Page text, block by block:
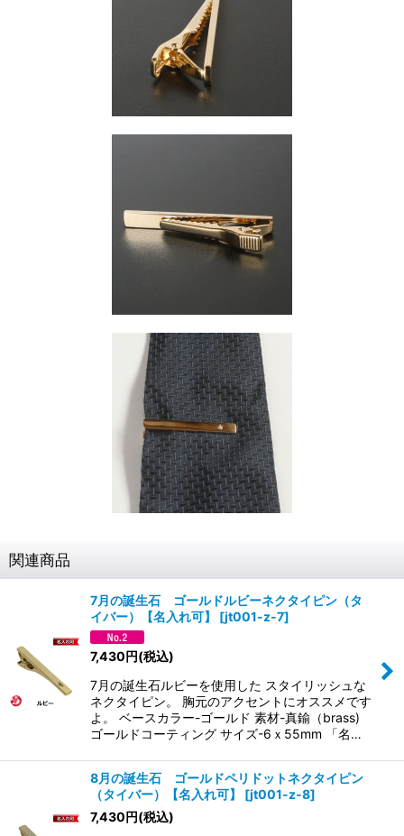
関連商品
7月の誕生石 ゴールドルビーネクタイピン（タ
イバー）【名入れ可】
[jt001-z-7]
7,430円(税込)
7月の誕生石ルビーを使用した スタイリッシュな
ネクタイピン。 胸元のアクセントにオススメです
よ。 ベースカラー-ゴールド 素材-真鍮（brass)
ゴールドコーティング サイズ-6ｘ55mm 「名…
8月の誕生石 ゴールドペリドットネクタイピン
（タイバー）【名入れ可】
[jt001-z-8]
7,430円(税込)